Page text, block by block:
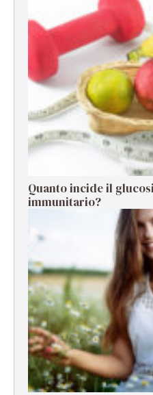
Quanto incide il
immunitario?